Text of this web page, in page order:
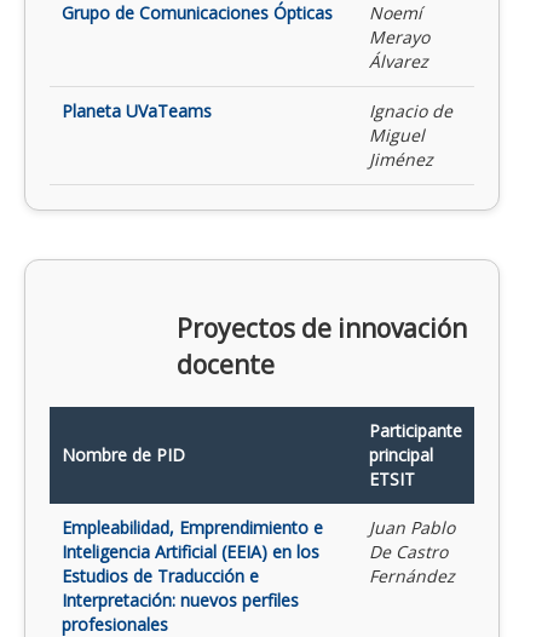
Grupo de Comunicaciones Ópticas
Noemí
Merayo
Álvarez
Planeta UVaTeams
Ignacio de
Miguel
Jiménez
Proyectos de innovación
docente
Nombre de PID
Participante
principal
ETSIT
Empleabilidad, Emprendimiento e
Inteligencia Artificial (EEIA) en los
Estudios de Traducción e
Interpretación: nuevos perfiles
profesionales
Juan Pablo
De Castro
Fernández